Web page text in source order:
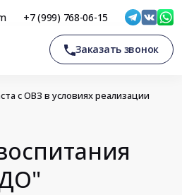
+7 (999) 768-06-15
Заказать звонок
с ОВЗ в условиях реализации